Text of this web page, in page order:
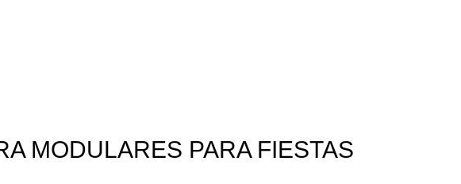
MODULARES PARA FIESTAS